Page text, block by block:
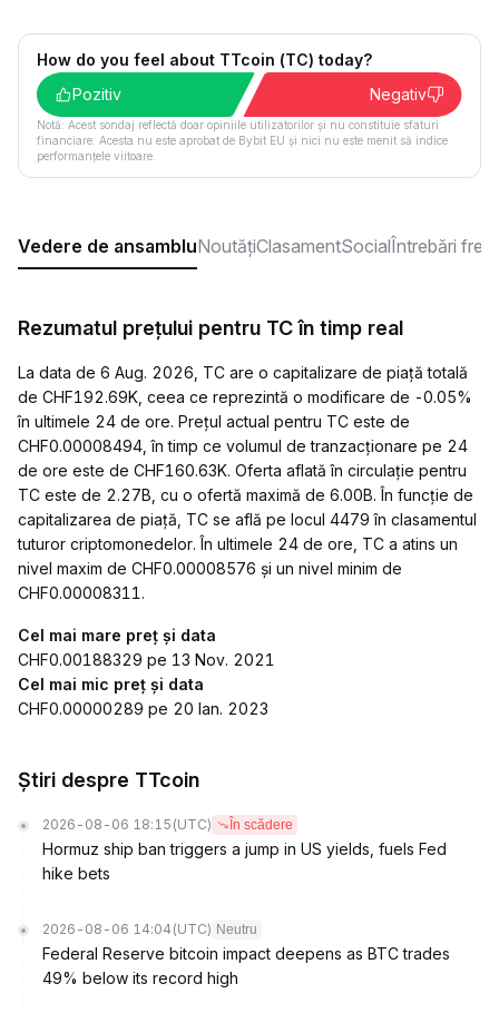
How do you feel about TTcoin (TC) today?
Pozitiv
Negativ
Notă: Acest sondaj reflectă doar opiniile utilizatorilor și nu constituie sfaturi
financiare. Acesta nu este aprobat de Bybit EU și nici nu este menit să indice
performanțele viitoare.
Vedere de ansambluNoutățiClasamentSocialÎntrebări
Rezumatul prețului pentru TC în timp real
La data de 6 Aug. 2026, TC are o capitalizare de piață totală
de CHF192.69K, ceea ce reprezintă o modificare de -0.05%
în ultimele 24 de ore. Prețul actual pentru TC este de
CHF0.00008494, în timp ce volumul de tranzacționare pe 24
de ore este de CHF160.63K. Oferta aflată în circulație pentru
TC este de 2.27B, cu o ofertă maximă de 6.00B. În funcție de
capitalizarea de piață, TC se află pe locul 4479 în clasamentul
tuturor criptomonedelor. În ultimele 24 de ore, TC a atins un
nivel maxim de CHF0.00008576 și un nivel minim de
CHF0.00008311.
Cel mai mare preț și data
CHF0.00188329 pe 13 Nov. 2021
Cel mai mic preț și data
CHF0.00000289 pe 20 Ian. 2023
Știri despre TTcoin
2026-08-06 18:15 (UTC) În scădere
Hormuz ship ban triggers a jump in US yields, fuels Fed
hike bets
2026-08-06 14:04 (UTC) Neutru
Federal Reserve bitcoin impact deepens as BTC trades
49% below its record high